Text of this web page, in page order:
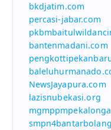
bkdjatim.com
percasi-jabar.com
bantenmadani.com
NewsJayapura.com
lazisnubekasi.org